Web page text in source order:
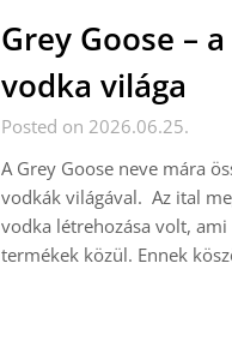
Grey Goose –
vodka világa
Posted on 2026.06.25.
A Grey Goose neve mára
vodkák világával. Az ital
vodka létrehozása volt,
termékek közül. Ennek